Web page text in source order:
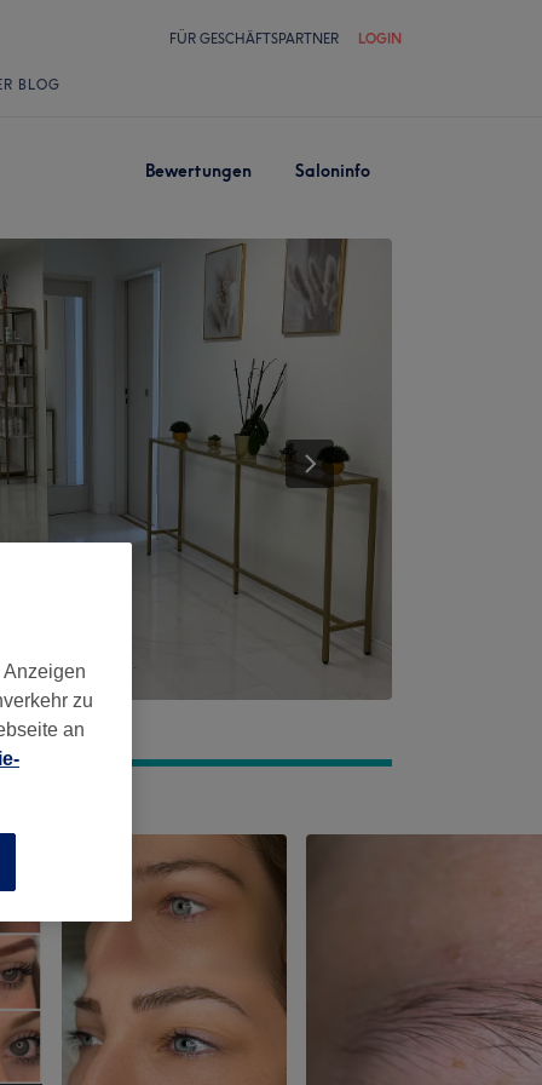
FÜR GESCHÄFTSPARTNER LOGIN
BLOG
Bewertungen Saloninfo
zu
an